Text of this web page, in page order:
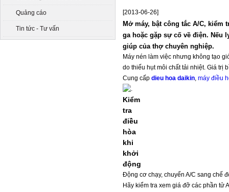
Quảng cáo
Tin tức - Tư vấn
[2013-06-26]
Mở máy, bật công tắc A/C,
ga hoặc gặp sự cố về điện. Nếu
giúp của thợ chuyên nghiệp.
Máy nén làm việc nhưng không tạo
do thiếu hụt môi chất tải nhiệt. Giá trị
Cung cấp dieu hoa daikin, máy điều
Kiểm
tra
điều
hòa
khi
khởi
động
Động cơ chạy, chuyển A/C sang chế
Hãy kiểm tra xem giá đỡ các phần tử